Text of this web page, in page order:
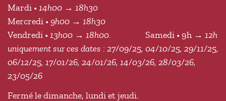
Mardi • 14h00 → 18h30
Mercredi • 9h00 → 18h30
Vendredi • 13h00 → 18h00. Samedi • 9h → 12h
uniquement sur ces dates : 27/09/25, 04/10/25, 29/11/25,
06/12/25, 17/01/26, 24/01/26, 14/03/26, 28/03/26,
23/05/26
Fermé le dimanche, lundi et jeudi.